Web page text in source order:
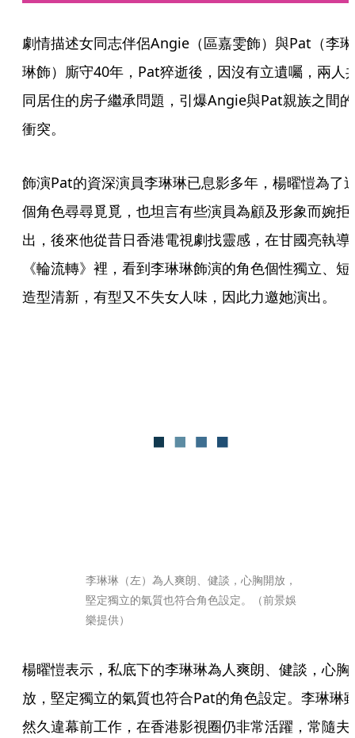
劇情描述女同志伴侶Angie（區嘉雯飾）與Pat（李琳
琳飾）廝守40年，Pat猝逝後，因沒有立遺囑，兩人
同居住的房子繼承問題，引爆Angie與Pat親族之間的
衝突。
飾演Pat的資深演員李琳琳已息影多年，楊曜愷為了
個角色尋尋覓覓，也坦言有些演員為顧及形象而婉拒
出，後來他從昔日香港電視劇找靈感，在甘國亮執導
《輪流轉》裡，看到李琳琳飾演的角色個性獨立、短
造型清新，有型又不失女人味，因此力邀她演出。
李琳琳（左）為人爽朗、健談，心胸開放，
堅定獨立的氣質也符合角色設定。（前景娛
樂提供）
楊曜愷表示，私底下的李琳琳為人爽朗、健談，心胸
放，堅定獨立的氣質也符合Pat的角色設定。李琳琳
然久違幕前工作，在香港影視圈仍非常活躍，常隨夫